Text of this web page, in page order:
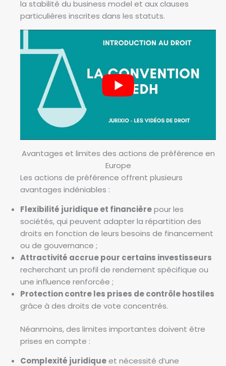
la stabilité du business model et aux clauses
particulières inscrites dans les statuts.
Avantages et limites des actions de préférence en
Europe
Les actions de préférence offrent plusieurs
avantages indéniables :
Flexibilité juridique et financièrepour les
sociétés, qui peuvent adapter la répartition des
droits en fonction de leurs besoins de financement
ou de gouvernance ;
Attractivité accrue pour certains investisseurs
recherchant un profil de rendement spécifique ou
une influence renforcée ;
Protection contre les prises de contrôle hostiles
grâce à des droits de vote concentrés.
Néanmoins, des limites importantes doivent être
prises en compte :
Complexité juridiqueet nécessité d’une